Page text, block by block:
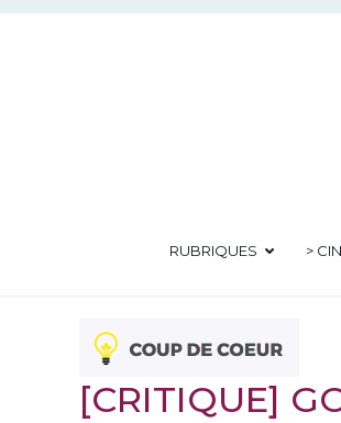
Aller
RUBRIQUES >
[CRITIQUE]